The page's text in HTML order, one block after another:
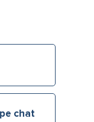
chat